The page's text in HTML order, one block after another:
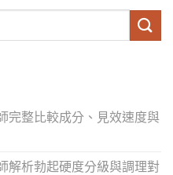
完整比較成分、見效速度與
解析勃起硬度分級與調理對